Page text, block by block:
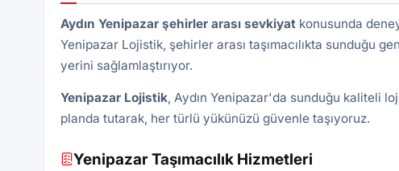
Aydın Yenipazar şehirler arası sevkiyatkonusunda
Yenipazar Lojistik, şehirler arası taşımacılıkta sunduğu
yerini sağlamlaştırıyor.
Yenipazar Lojistik, Aydın Yenipazar'da sunduğu kaliteli
planda tutarak, her türlü yükünüzü güvenle taşıyoruz.
Yenipazar Taşımacılık Hizmetleri